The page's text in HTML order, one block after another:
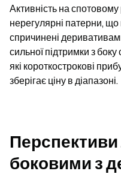
Активність на
нерегулярні патерни,
спричинені
сильної підтримки з
які короткострокові
зберігає ціну в діапазоні.
боковими з